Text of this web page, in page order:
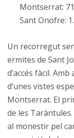
Montserrat:
Sant Onofre:
Un recorregut
ermites de Sant
d’accés fàcil.
d’unes vistes
Montserrat. El
de les
al monestir pel